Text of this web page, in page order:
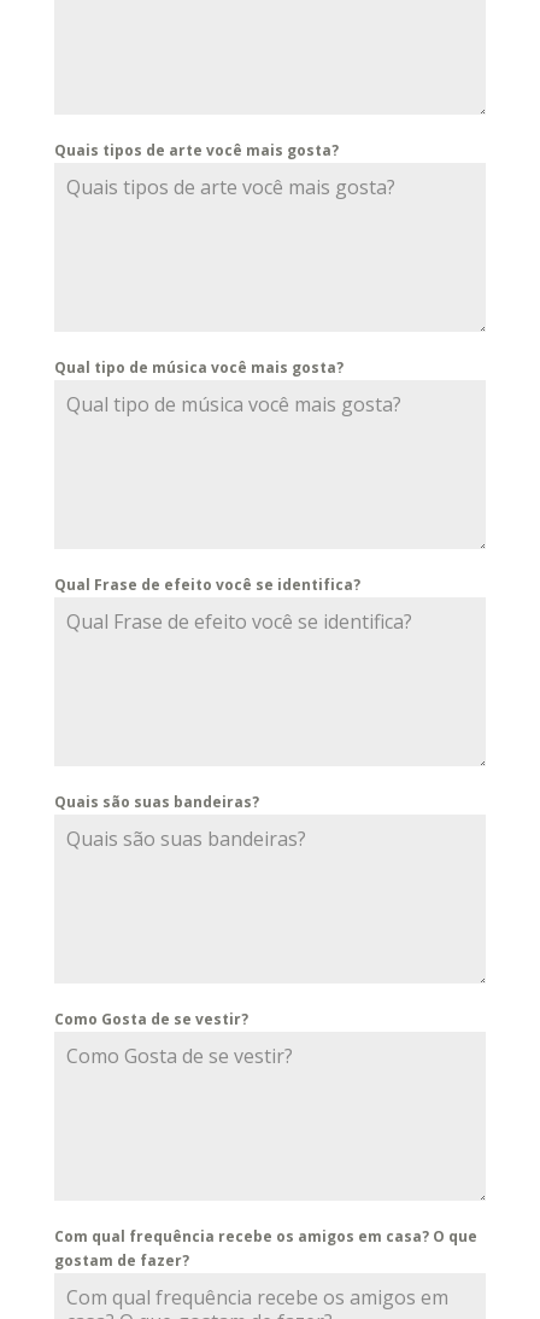
Quais tipos de arte você mais gosta?
Qual tipo de música você mais gosta?
Qual Frase de efeito você se identifica?
Quais são suas bandeiras?
Como Gosta de se vestir?
Com qual frequência recebe os amigos em casa? O que
gostam de fazer?